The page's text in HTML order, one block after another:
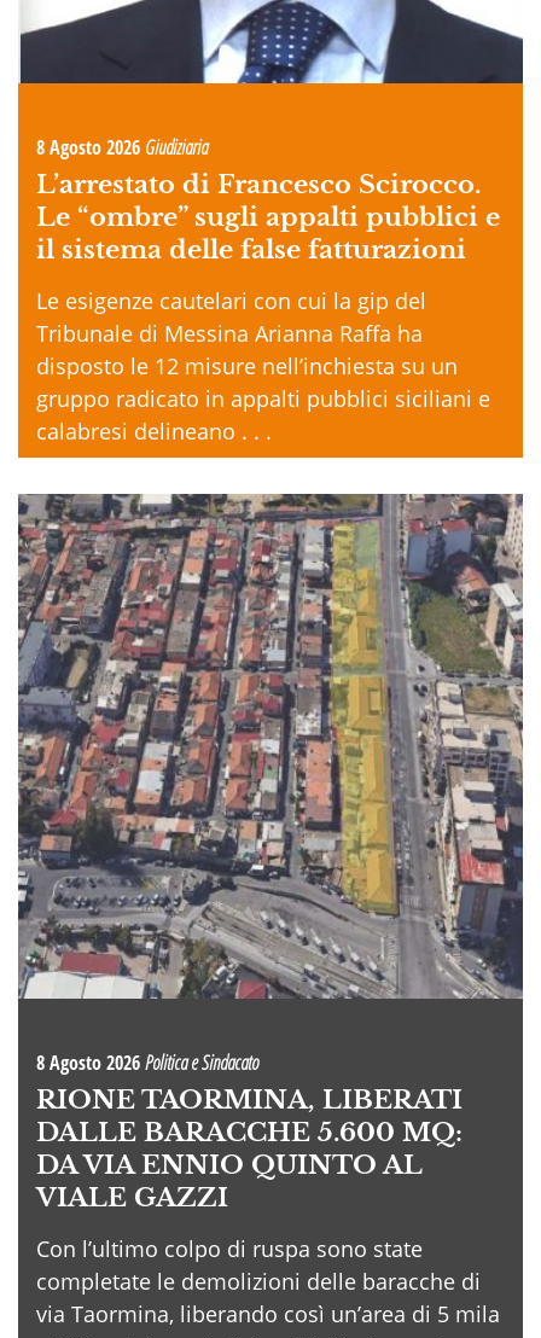
8 Agosto 2026 Giudiziaria
L’arrestato di Francesco Scirocco.
Le “ombre” sugli appalti pubblici e
il sistema delle false fatturazioni
Le esigenze cautelari con cui la gip del
Tribunale di Messina Arianna Raffa ha
disposto le 12 misure nell’inchiesta su un
gruppo radicato in appalti pubblici siciliani e
calabresi delineano . . .
8 Agosto 2026Politica e Sindacato
RIONE TAORMINA, LIBERATI
DALLE BARACCHE 5.600 MQ:
DA VIA ENNIO QUINTO AL
VIALE GAZZI
Con l’ultimo colpo di ruspa sono state
completate le demolizioni delle baracche di
via Taormina, liberando così un’area di 5 mila